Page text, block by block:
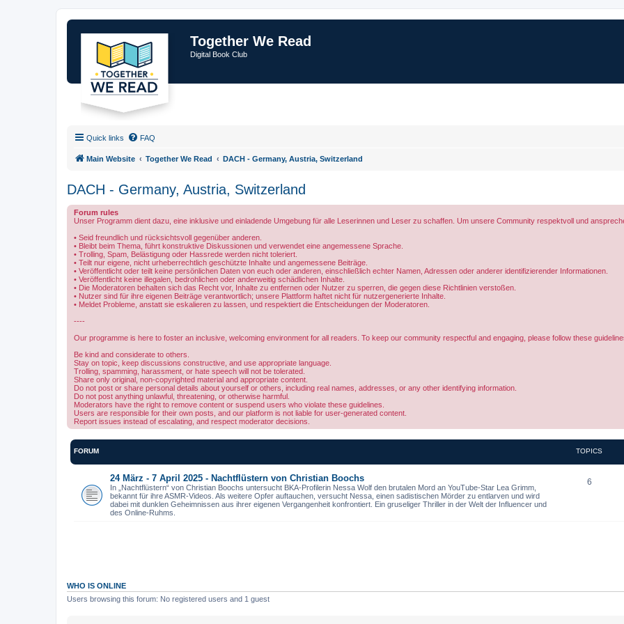
Together We Read
Digital Book Club
Quick links FAQ
Main Website Together We Read DACH - Germany, Austria, Switzerland
DACH - Germany, Austria, Switzerland
Forum rules
Unser Programm dient dazu, eine inklusive und einladende Umgebung für alle Leserinnen und Leser zu schaffen. Um unsere Community respektvoll und
• Seid freundlich und rücksichtsvoll gegenüber anderen.
• Bleibt beim Thema, führt konstruktive Diskussionen und verwendet eine angemessene Sprache.
• Trolling, Spam, Belästigung oder Hassrede werden nicht toleriert.
• Teilt nur eigene, nicht urheberrechtlich geschützte Inhalte und angemessene Beiträge.
• Veröffentlicht oder teilt keine persönlichen Daten von euch oder anderen, einschließlich echter Namen, Adressen oder anderer identifizierender Informationen.
• Veröffentlicht keine illegalen, bedrohlichen oder anderweitig schädlichen Inhalte.
• Die Moderatoren behalten sich das Recht vor, Inhalte zu entfernen oder Nutzer zu sperren, die gegen diese Richtlinien verstoßen.
• Nutzer sind für ihre eigenen Beiträge verantwortlich; unsere Plattform haftet nicht für nutzergenerierte Inhalte.
• Meldet Probleme, anstatt sie eskalieren zu lassen, und respektiert die Entscheidungen der Moderatoren.
----
Our programme is here to foster an inclusive, welcoming environment for all readers. To keep our community respectful and engaging, please follow these
Be kind and considerate to others.
Stay on topic, keep discussions constructive, and use appropriate language.
Trolling, spamming, harassment, or hate speech will not be tolerated.
Share only original, non-copyrighted material and appropriate content.
Do not post or share personal details about yourself or others, including real names, addresses, or any other identifying information.
Do not post anything unlawful, threatening, or otherwise harmful.
Moderators have the right to remove content or suspend users who violate these guidelines.
Users are responsible for their own posts, and our platform is not liable for user-generated content.
Report issues instead of escalating, and respect moderator decisions.
FORUM TOPICS
24 März - 7 April 2025 - Nachtflüstern von Christian Boochs
In „Nachtflüstern“ von Christian Boochs untersucht BKA-Profilerin Nessa Wolf den brutalen Mord an YouTube-Star Lea Grimm,
bekannt für ihre ASMR-Videos. Als weitere Opfer auftauchen, versucht Nessa, einen sadistischen Mörder zu entlarven und wird
dabei mit dunklen Geheimnissen aus ihrer eigenen Vergangenheit konfrontiert. Ein gruseliger Thriller in der Welt der Influencer und
des Online-Ruhms.
6
WHO IS ONLINE
Users browsing this forum: No registered users and 1 guest